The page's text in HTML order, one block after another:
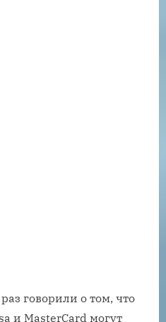
говорили о том, что
и MasterCard могут